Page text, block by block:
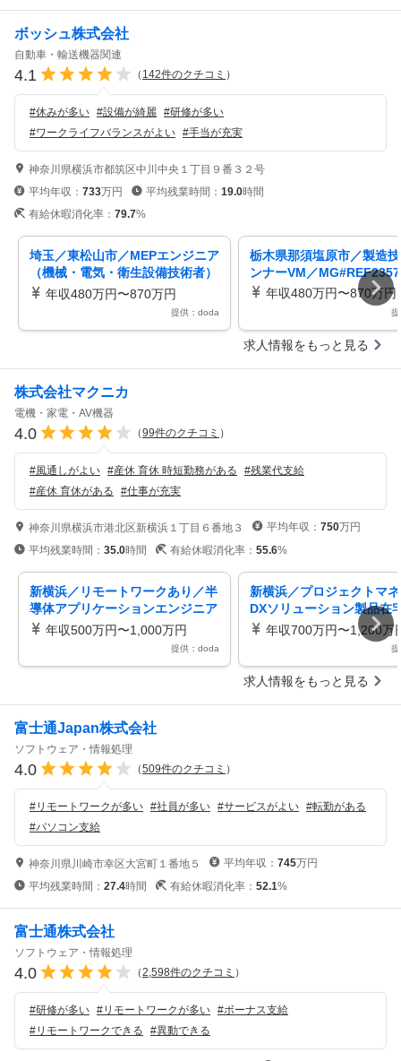
ボッシュ株式会社
自動車・輸送機器関連
4.1 （ 142件のクチコミ ）
#休みが多い #設備が綺麗 #研修が多い
#ワークライフバランスがよい #手当が充実
神奈川県横浜市都筑区中川中央１丁目９番３２号
平均年収： 733万円 平均残業時間： 19.0時間
有給休暇消化率： 79.7%
埼玉／東松山市／MEPエンジニア
（機械・電気・衛生設備技術者）
／GR#REF229322X
年収480万円〜870万円
提供：doda
栃木県那須塩原市／製造
ンナーVM／
年収480万円〜870万円
求人情報をもっと見る
株式会社マクニカ
電機・家電・AV機器
4.0 （99件のクチコミ ）
#風通しがよい #産休 育休 時短勤務がある #残業代支給
#産休 育休がある #仕事が充実
神奈川県横浜市港北区新横浜１丁目６番地３ 平均年収： 750万円
平均残業時間： 35.0時間 有給休暇消化率： 55.6%
新横浜／リモートワークあり／半
導体アプリケーションエンジニア
退職金制度あり
年収500万円〜1,000万円
提供：doda
新横浜／プロジェクトマ
DXソリューション製品在
英語を活かせる＃M145
年収700万円〜1,200万
求人情報をもっと見る
富士通Japan株式会社
ソフトウェア・情報処理
4.0 （509件のクチコミ ）
#リモートワークが多い #社員が多い #サービスがよい #転勤がある
#パソコン支給
神奈川県川崎市幸区大宮町１番地５ 平均年収： 745万円
平均残業時間： 27.4時間 有給休暇消化率： 52.1%
富士通株式会社
ソフトウェア・情報処理
4.0 （2,598件のクチコミ ）
#研修が多い #リモートワークが多い #ボーナス支給
#リモートワークできる #異動できる